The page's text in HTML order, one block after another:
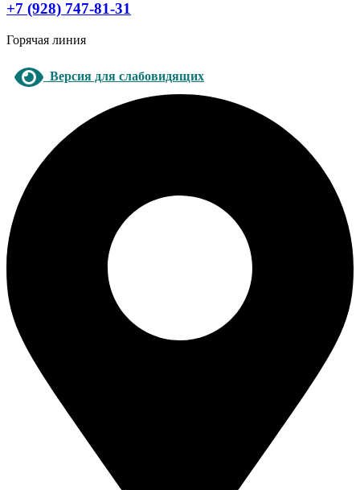
+7 (928) 747-81-31
Горячая линия
Версия для слабовидящих